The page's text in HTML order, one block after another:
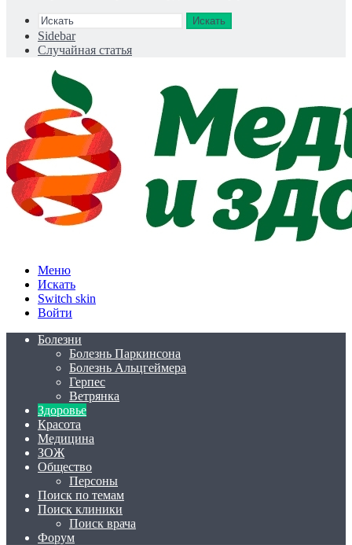
Искать
Sidebar
Случайная статья
Меню
Искать
Switch skin
Войти
Болезни
Болезнь Паркинсона
Болезнь Альцгеймера
Герпес
Ветрянка
Здоровье
Красота
Медицина
ЗОЖ
Общество
Персоны
Поиск по темам
Поиск клиники
Поиск врача
Форум